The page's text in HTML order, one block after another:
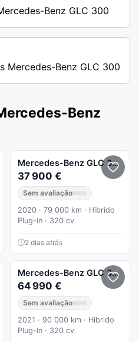
Benz GLC 300
Mercedes-Benz GLC 300
Benz
e Coupe 4Matic
Mercedes-Benz GLC 300
37 900 €
Sem avaliação
2020 · 79 000 km · Híbrido
Plug-In · 320 cv
2 dias atrás
e 4Matic
Mercedes-Benz GLC 300
64 990 €
Sem avaliação
2021 · 90 000 km · Híbrido
Plug-In · 320 cv